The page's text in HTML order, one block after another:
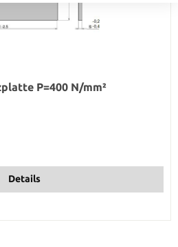
P=400 N/mm²
Details